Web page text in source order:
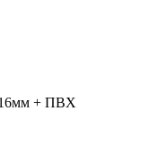
+ ПВХ